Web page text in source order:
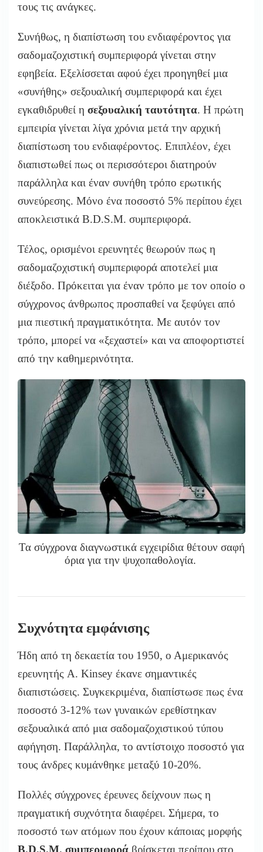
τους τις ανάγκες.
Συνήθως, η διαπίστωση του ενδιαφέροντος για
σαδομαζοχιστική συμπεριφορά γίνεται στην
εφηβεία. Εξελίσσεται αφού έχει προηγηθεί μια
«συνήθης» σεξουαλική συμπεριφορά και έχει
εγκαθιδρυθεί η σεξουαλική ταυτότητα. Η πρώτη
εμπειρία γίνεται λίγα χρόνια μετά την αρχική
διαπίστωση του ενδιαφέροντος. Επιπλέον, έχει
διαπιστωθεί πως οι περισσότεροι διατηρούν
παράλληλα και έναν συνήθη τρόπο ερωτικής
συνεύρεσης. Μόνο ένα ποσοστό 5% περίπου έχει
αποκλειστικά B.D.S.M. συμπεριφορά.
Τέλος, ορισμένοι ερευνητές θεωρούν πως η
σαδομαζοχιστική συμπεριφορά αποτελεί μια
διέξοδο. Πρόκειται για έναν τρόπο με τον οποίο ο
σύγχρονος άνθρωπος προσπαθεί να ξεφύγει από
μια πιεστική πραγματικότητα. Με αυτόν τον
τρόπο, μπορεί να «ξεχαστεί» και να αποφορτιστεί
από την καθημερινότητα.
Τα σύγχρονα διαγνωστικά εγχειρίδια θέτουν σαφή
όρια για την ψυχοπαθολογία.
Συχνότητα εμφάνισης
Ήδη από τη δεκαετία του 1950, ο Αμερικανός
ερευνητής A. Kinsey έκανε σημαντικές
διαπιστώσεις. Συγκεκριμένα, διαπίστωσε πως ένα
ποσοστό 3-12% των γυναικών ερεθίστηκαν
σεξουαλικά από μια σαδομαζοχιστικού τύπου
αφήγηση. Παράλληλα, το αντίστοιχο ποσοστό για
τους άνδρες κυμάνθηκε μεταξύ 10-20%.
Πολλές σύγχρονες έρευνες δείχνουν πως η
πραγματική συχνότητα διαφέρει. Σήμερα, το
ποσοστό των ατόμων που έχουν κάποιας μορφής
B.D.S.M. συμπεριφορά βρίσκεται περίπου στο